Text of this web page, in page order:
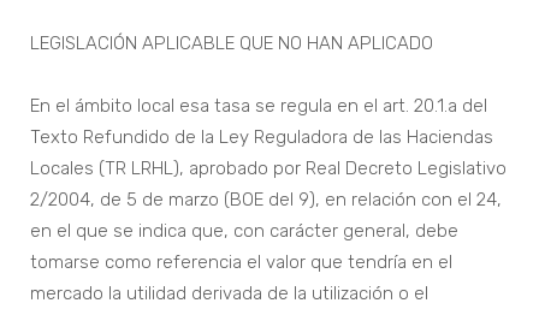
LEGISLACIÓN APLICABLE QUE NO HAN APLICADO
En el ámbito local esa tasa se regula en el art. 20.1.a del
Texto Refundido de la Ley Reguladora de las Haciendas
Locales (TR LRHL), aprobado por Real Decreto Legislativo
2/2004, de 5 de marzo (BOE del 9), en relación con el 24,
en el que se indica que, con carácter general, debe
tomarse como referencia el valor que tendría en el
mercado la utilidad derivada de la utilización o el